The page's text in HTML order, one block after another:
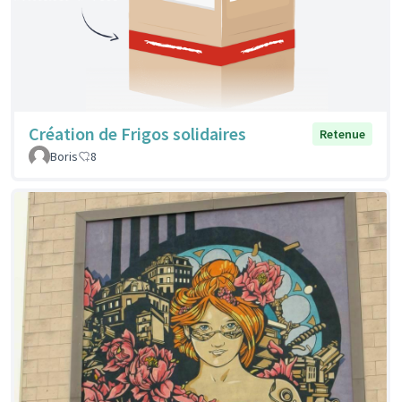
Création de Frigos solidaires
Retenue
Boris
8